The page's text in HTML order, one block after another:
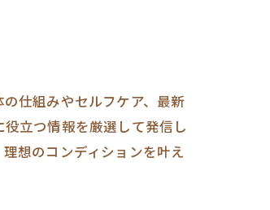
仕組みやセルフケア、最新
立つ情報を厳選して発信し
想のコンディションを叶え